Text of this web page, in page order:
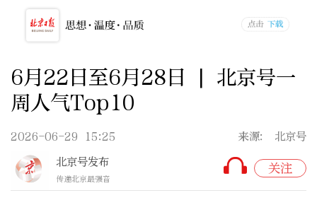
6月22日至6月28日 | 北京号一
周人气Top10
2026-06-29 15:25
来源: 北京号
北京号发布
传递北京最强音
关注